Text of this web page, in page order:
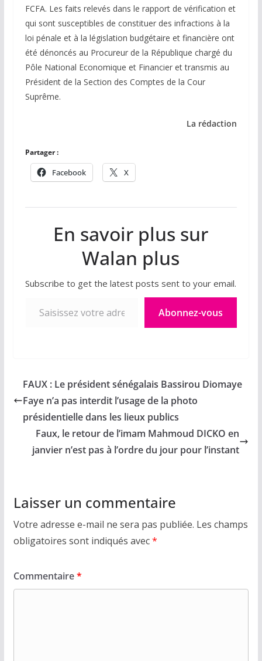
FCFA. Les faits relevés dans le rapport de vérification et
qui sont susceptibles de constituer des infractions à la
loi pénale et à la législation budgétaire et financière ont
été dénoncés au Procureur de la République chargé du
Pôle National Economique et Financier et transmis au
Président de la Section des Comptes de la Cour
Suprême.
La rédaction
Partager :
Facebook X
En savoir plus sur
Walan plus
Subscribe to get the latest posts sent to your email.
Abonnez-vous
FAUX : Le président sénégalais Bassirou Diomaye
Faye n’a pas interdit l’usage de la photo
présidentielle dans les lieux publics
Faux, le retour de l’imam Mahmoud DICKO en
janvier n’est pas à l’ordre du jour pour l’instant
Laisser un commentaire
Votre adresse e-mail ne sera pas publiée. Les champs
obligatoires sont indiqués avec*
Commentaire*